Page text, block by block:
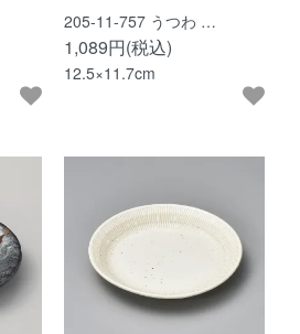
205-11-757 うつわ …
1,089円(税込)
12.5×11.7cm